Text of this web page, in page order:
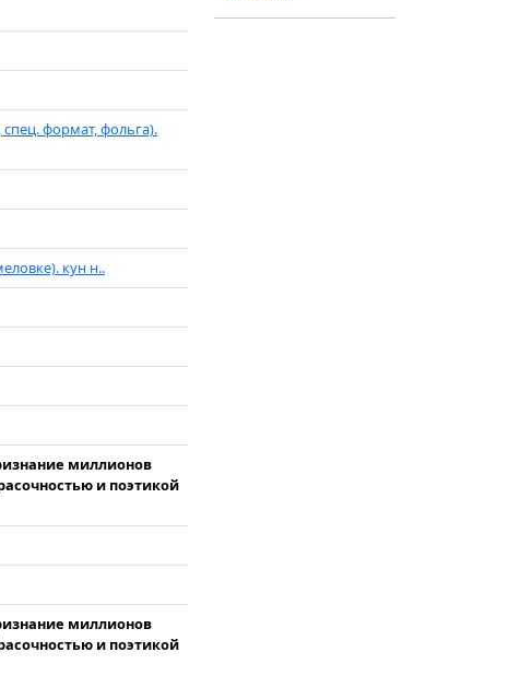
формат, фольга).
кун н..
миллионов
и поэтикой
миллионов
и поэтикой